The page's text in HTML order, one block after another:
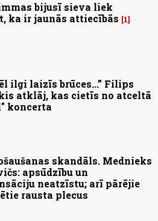
bijusī sieva liek
ka ir jaunās attiecībās
1
ilgi laizīs brūces...” Filips
atklāj, kas cietīs no atceltā
koncerta
skandāls. Mednieks
apsūdzību un
neatzīstu; arī pārējie
rausta plecus